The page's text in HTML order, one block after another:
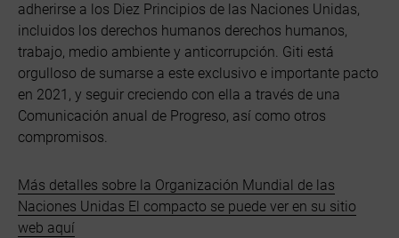
adherirse a los Diez Principios de las Naciones Unidas,
incluidos los derechos humanos derechos humanos,
trabajo, medio ambiente y anticorrupción. Giti está
orgulloso de sumarse a este exclusivo e importante pacto
en 2021, y seguir creciendo con ella a través de una
Comunicación anual de Progreso, así como otros
compromisos.
Más detalles sobre la Organización Mundial de las
Naciones Unidas El compacto se puede ver en su sitio
web aquí